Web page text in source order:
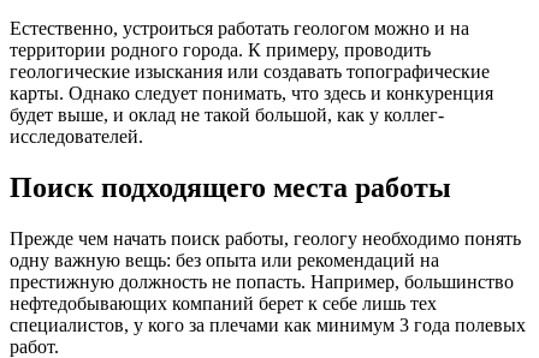
Естественно, устроиться работать геологом можно и на
территории родного города. К примеру, проводить
геологические изыскания или создавать топографические
карты. Однако следует понимать, что здесь и конкуренция
будет выше, и оклад не такой большой, как у коллег-
исследователей.
Поиск подходящего места работы
Прежде чем начать поиск работы, геологу необходимо понять
одну важную вещь: без опыта или рекомендаций на
престижную должность не попасть. Например, большинство
нефтедобывающих компаний берет к себе лишь тех
специалистов, у кого за плечами как минимум 3 года полевых
работ.